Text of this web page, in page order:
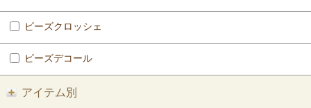
ビーズクロッシェ
ビーズデコール
アイテム別